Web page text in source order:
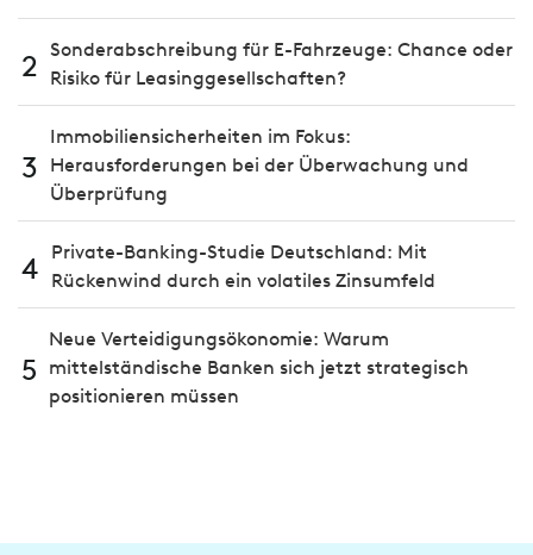
2 Sonderabschreibung für E-Fahrzeuge: Chance oder
Risiko für Leasinggesellschaften?
3
Immobiliensicherheiten im Fokus:
Herausforderungen bei der Überwachung und
Überprüfung
4
Private-Banking-Studie Deutschland: Mit
Rückenwind durch ein volatiles Zinsumfeld
5
Neue Verteidigungsökonomie: Warum
mittelständische Banken sich jetzt strategisch
positionieren müssen